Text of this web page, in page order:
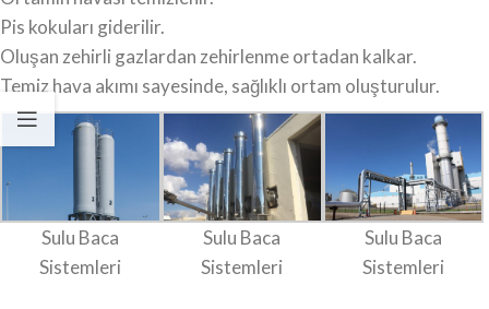
Pis kokuları giderilir.
Oluşan zehirli gazlardan zehirlenme ortadan kalkar.
Temiz hava akımı sayesinde, sağlıklı ortam oluşturulur.
Sulu Baca
Sistemleri
Sulu Baca
Sistemleri
Sulu Baca
Sistemleri